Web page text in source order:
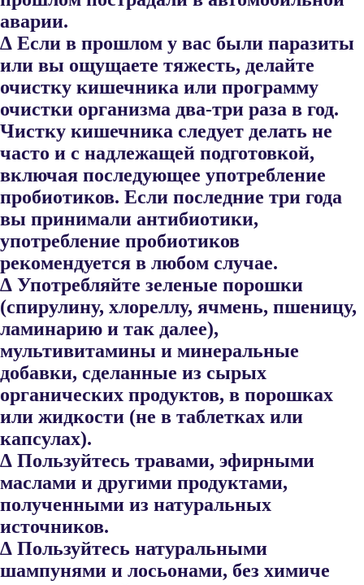
аварии.
∆ Если в прошлом у вас были паразиты
или вы ощущаете тяжесть, делайте
очистку кишечника или программу
очистки организма два-три раза в год.
Чистку кишечника следует делать не
часто и с над​лежащей подготовкой,
включая последующее употребление
пробиотиков. Если последние три года
вы принимали антибио​тики,
употребление пробиотиков
рекомендуется в любом случае.
∆ Употребляйте зеленые порошки
(спирулину, хлореллу, ячмень, пшеницу,
ламинарию и так далее),
мультивитамины и минераль​ные
добавки, сделанные из сырых
органических продуктов, в по​рошках
или жидкости (не в таблетках или
капсулах).
∆ Пользуйтесь травами, эфирными
маслами и другими продуктами,
полученными из натуральных
источников.
∆ Пользуйтесь натуральными
шампунями и лосьонами, без химиче​